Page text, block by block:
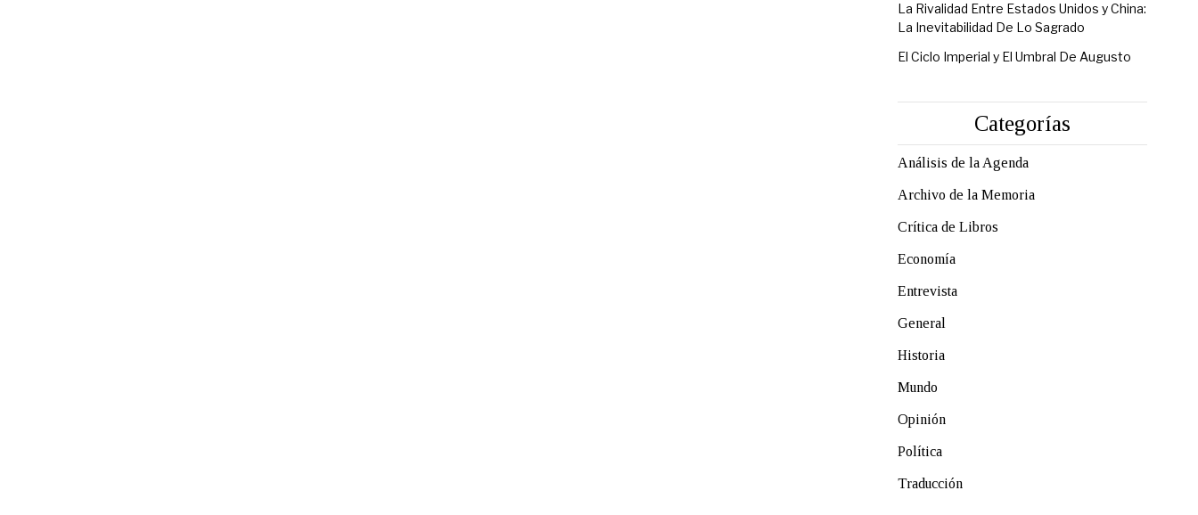
La Rivalidad Entre Estados Unidos y China:
La Inevitabilidad De Lo Sagrado
El Ciclo Imperial y El Umbral De Augusto
Categorías
Análisis de la Agenda
Archivo de la Memoria
Crítica de Libros
Economía
Entrevista
General
Historia
Mundo
Opinión
Política
Traducción